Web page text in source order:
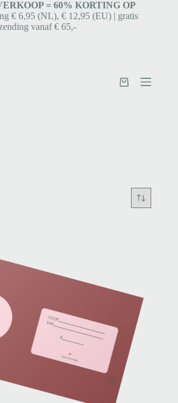
= 60% KORTING OP
€ 6,95 (NL), € 12,95 (EU) | gratis
vanaf € 65,-